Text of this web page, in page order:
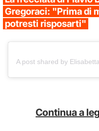
Gregoraci: "Prima di
potresti risposarti"
Continua a